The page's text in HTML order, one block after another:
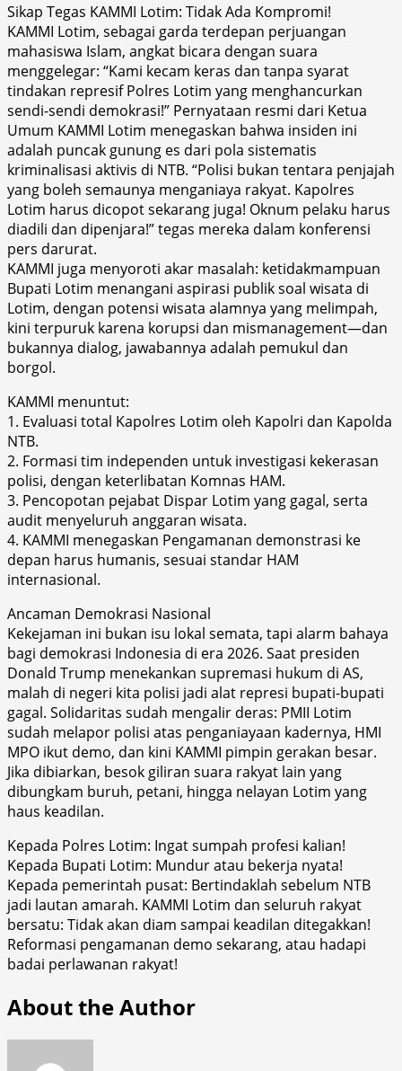
Sikap Tegas KAMMI Lotim: Tidak Ada Kompromi!
KAMMI Lotim, sebagai garda terdepan perjuangan
mahasiswa Islam, angkat bicara dengan suara
menggelegar: “Kami kecam keras dan tanpa syarat
tindakan represif Polres Lotim yang menghancurkan
sendi-sendi demokrasi!” Pernyataan resmi dari Ketua
Umum KAMMI Lotim menegaskan bahwa insiden ini
adalah puncak gunung es dari pola sistematis
kriminalisasi aktivis di NTB. “Polisi bukan tentara penjajah
yang boleh semaunya menganiaya rakyat. Kapolres
Lotim harus dicopot sekarang juga! Oknum pelaku harus
diadili dan dipenjara!” tegas mereka dalam konferensi
pers darurat.
KAMMI juga menyoroti akar masalah: ketidakmampuan
Bupati Lotim menangani aspirasi publik soal wisata di
Lotim, dengan potensi wisata alamnya yang melimpah,
kini terpuruk karena korupsi dan mismanagement—dan
bukannya dialog, jawabannya adalah pemukul dan
borgol.
KAMMI menuntut:
1. Evaluasi total Kapolres Lotim oleh Kapolri dan Kapolda
NTB.
2. Formasi tim independen untuk investigasi kekerasan
polisi, dengan keterlibatan Komnas HAM.
3. Pencopotan pejabat Dispar Lotim yang gagal, serta
audit menyeluruh anggaran wisata.
4. KAMMI menegaskan Pengamanan demonstrasi ke
depan harus humanis, sesuai standar HAM
internasional.
Ancaman Demokrasi Nasional
Kekejaman ini bukan isu lokal semata, tapi alarm bahaya
bagi demokrasi Indonesia di era 2026. Saat presiden
Donald Trump menekankan supremasi hukum di AS,
malah di negeri kita polisi jadi alat represi bupati-bupati
gagal. Solidaritas sudah mengalir deras: PMII Lotim
sudah melapor polisi atas penganiayaan kadernya, HMI
MPO ikut demo, dan kini KAMMI pimpin gerakan besar.
Jika dibiarkan, besok giliran suara rakyat lain yang
dibungkam buruh, petani, hingga nelayan Lotim yang
haus keadilan.
Kepada Polres Lotim: Ingat sumpah profesi kalian!
Kepada Bupati Lotim: Mundur atau bekerja nyata!
Kepada pemerintah pusat: Bertindaklah sebelum NTB
jadi lautan amarah. KAMMI Lotim dan seluruh rakyat
bersatu: Tidak akan diam sampai keadilan ditegakkan!
Reformasi pengamanan demo sekarang, atau hadapi
badai perlawanan rakyat!
About the Author